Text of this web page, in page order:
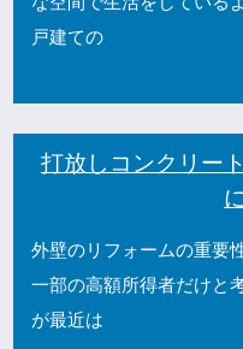
戸建ての
打放しコンクリー
外壁のリフォームの重要
一部の高額所得者だけと
が最近は